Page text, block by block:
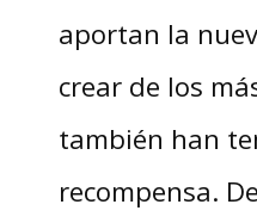
aportan la
crear de los
también han
recompensa.